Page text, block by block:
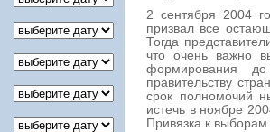
2 сентября 2004
призвал все
Тогда
что очень важно
формирования
правительству
срок полномочий
истечь в ноябре
Привязка к